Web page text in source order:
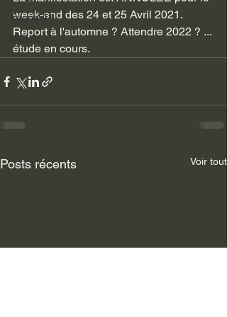
Ecurie 41
Divers
week-end des 24 et 25 Avril 2021.
Report à l'automne ? Attendre 2022 ? ...
étude en cours.
Posts récents Voir tout